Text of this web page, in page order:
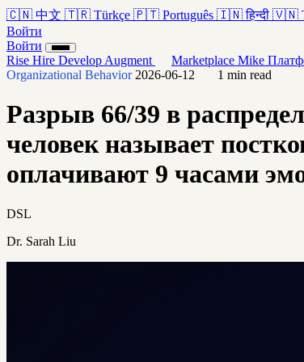
🇨🇳 中文 🇹🇷 Türkçe 🇵🇹 Português 🇮🇳 हिन्दी 🇻🇳
Войти
Войти
Rise Hire Develop Augment Marketplace Mike
Organizational Behavior 2026-06-12 1 min read
Разрыв 66/39 в
человек называет
оплачивают 9 часами
DSL
Dr. Sarah Liu